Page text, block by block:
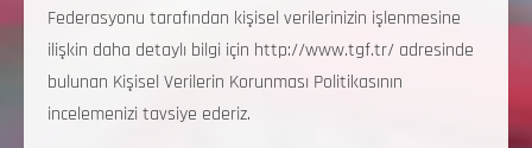
Federasyonu tarafından kişisel verilerinizin işlenmesine
ilişkin daha detaylı bilgi için http://www.tgf.tr/ adresinde
bulunan Kişisel Verilerin Korunması Politikasının
incelemenizi tavsiye ederiz.